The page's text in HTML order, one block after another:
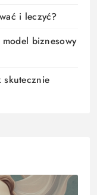
i leczyć?
biznesowy
skutecznie